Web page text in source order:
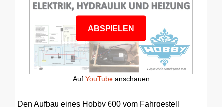
ABSPIELEN
Auf YouTubeanschauen
Den Aufbau eines Hobby 600 vom Fahrgestell